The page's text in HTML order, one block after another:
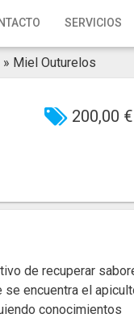
SERVICIOS
» Miel Outurelos
200,00 €
de recuperar
encuentra el
conocimientos